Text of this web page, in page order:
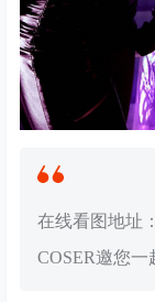
在线看图地址：
COSER邀您